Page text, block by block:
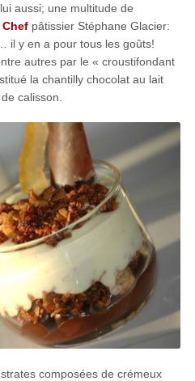
aussi; une multitude de
Chef pâtissier Stéphane Glacier:
il y en a pour tous les goûts!
autres par le « croustifondant
la chantilly chocolat au lait
calisson.
composées de crémeux